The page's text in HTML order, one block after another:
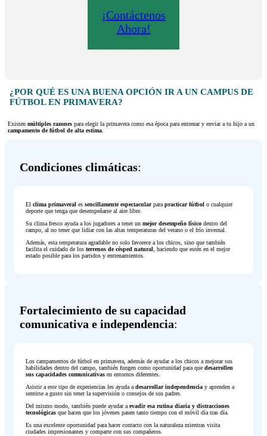
¡Contáctenos
Ahora!
¿POR QUÉ ES UNA BUENA OPCIÓN IR A UN CAMPUS DE
FÚTBOL EN PRIMAVERA?
Existen múltiples razones para elegir la primavera como esa época para entrenar y enviar a tu hijo a un
campamento de fútbol de alta estima.
Condiciones climáticas:
El clima primaveral es sencillamente espectacularparapracticar fútbol o cualquier
deporte que tenga que desempeñarse al aire libre.
Su clima fresco ayuda a los jugadores a tener un mejor desempeño físico dentro del
campo, al no tener que lidiar con las altas temperaturas del verano o el frío invernal.
Además, esta temperatura agradable no solo favorece a los chicos, sino que también
facilita el cuidado de los terrenos de césped natural, haciendo que estén en el mejor
estado posible para los partidos y entrenamientos.
Fortalecimiento de su capacidad
comunicativa e independencia:
Los campamentos de fútbol en primavera, además de ayudar a los chicos a mejorar sus
habilidades dentro del campo, también fungen como oportunidad para que desarrollen
sus capacidades comunicativas en entornos diferentes.
Asistir a este tipo de experiencias les ayuda adesarrollar independencia y aprenden a
sentirse a gusto sin tener la supervisión o consejos de sus padres.
Del mismo modo, también puede ayudar aevadir esa rutina diaria y distracciones
tecnológicas que hacen que los jóvenes pasen tanto tiempo con el móvil día tras día.
Es una excelente oportunidad para hacer contacto con la naturaleza mientras visita
ciudades impresionantes y comparte con sus compañeros.